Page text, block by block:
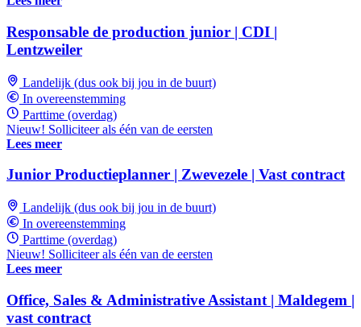
Responsable de production junior | CDI |
Lentzweiler
Landelijk (dus ook bij jou in de buurt)
In overeenstemming
Parttime (overdag)
Nieuw! Solliciteer als één van de eersten
Lees meer
Junior Productieplanner | Zwevezele | Vast contract
Landelijk (dus ook bij jou in de buurt)
In overeenstemming
Parttime (overdag)
Nieuw! Solliciteer als één van de eersten
Lees meer
Office, Sales & Administrative Assistant | Maldegem |
vast contract